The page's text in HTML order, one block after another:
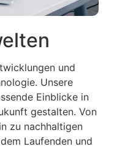
und
Unsere
Einblicke in
gestalten. Von
zu nachhaltigen
Laufenden und